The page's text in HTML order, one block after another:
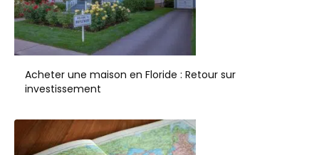
Acheter une maison en Floride : Retour sur
investissement